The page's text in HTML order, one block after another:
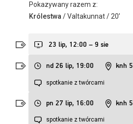
Pokazywany razem z:
Królestwa/ Valtakunnat / 20’
nd 26 lip, 19:00 knh 5
spotkanie z twórcami
pn 27 lip, 16:00 knh 5
spotkanie z twórcami
23 lip, 12:00 – 9 sie